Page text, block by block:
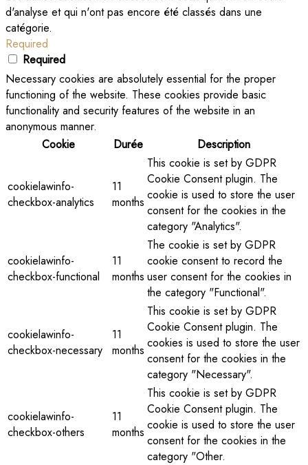
d'analyse et qui n'ont pas encore été classés dans une
catégorie.
Required
Required
Necessary cookies are absolutely essential for the proper
functioning of the website. These cookies provide basic
functionality and security features of the website in an
anonymous manner.
Cookie
Durée Description
cookielawinfo-
checkbox-analytics
11
months
This cookie is set by GDPR
Cookie Consent plugin. The
cookie is used to store the user
consent for the cookies in the
category "Analytics".
cookielawinfo-
checkbox-functional
11
months
The cookie is set by GDPR
cookie consent to record the
user consent for the cookies in
the category "Functional".
cookielawinfo-
checkbox-necessary
11
months
This cookie is set by GDPR
Cookie Consent plugin. The
cookies is used to store the user
consent for the cookies in the
category "Necessary".
cookielawinfo-
checkbox-others
11
months
This cookie is set by GDPR
Cookie Consent plugin. The
cookie is used to store the user
consent for the cookies in the
category "Other.